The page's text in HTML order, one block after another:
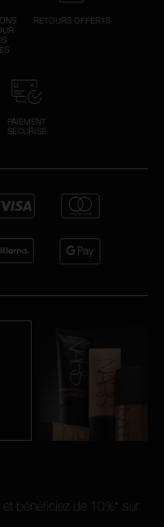
RETOURS OFFERTS
PAIEMENT
SÉCURISÉ
bénéficiez de 10%* sur